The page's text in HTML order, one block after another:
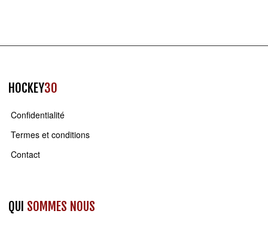
HOCKEY30
Confidentialité
Termes et conditions
Contact
QUI SOMMES NOUS